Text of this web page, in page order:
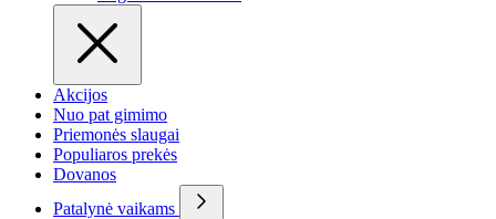
Akcijos
Nuo pat gimimo
Priemonės slaugai
Populiaros prekės
Dovanos
Patalynė vaikams